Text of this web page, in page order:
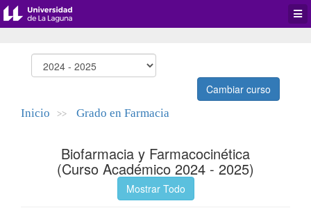
Cambiar curso
Inicio >> Grado en Farmacia
Biofarmacia y Farmacocinética
(Curso Académico 2024 - 2025)
Mostrar Todo